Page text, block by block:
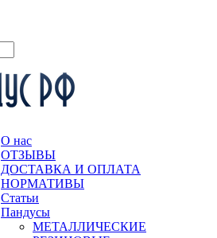
О нас
ОТЗЫВЫ
ДОСТАВКА И ОПЛАТА
НОРМАТИВЫ
Статьи
Пандусы
МЕТАЛЛИЧЕСКИЕ